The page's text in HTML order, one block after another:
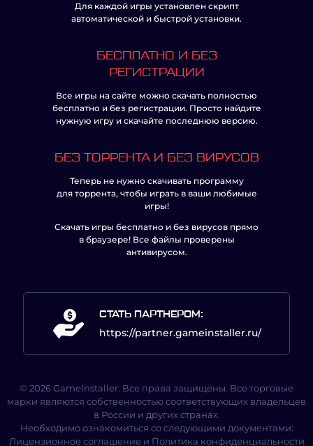
Для каждой игры установлен скрипт
автоматической и быстрой установки.
БЕСПЛАТНО И БЕЗ
РЕГИСТРАЦИИ
Все игры на сайте можно скачать полностью
бесплатно и без регистрации. Просто найдите
нужную игру и скачайте последнюю версию.
БЕЗ ТОРРЕНТА И БЕЗ ВИРУСОВ
Теперь не нужно скачивать программу
для торрента, чтобы играть в ваши любимые
игры!
Скачать игры бесплатно и без вирусов прямо
в браузере! Все файлы проверены
антивирусом.
СТАТЬ ПАРТНЕРОМ:
https://partner.gameinstaller.ru/
© 2026 GameInstaller. Все права защищены. Все торговые
марки являются собственностью соответствующих владельцев
в России и других странах.
Необходимо ознакомиться со следующими документами:
Лицензионное соглашение и Политика конфиденциальности